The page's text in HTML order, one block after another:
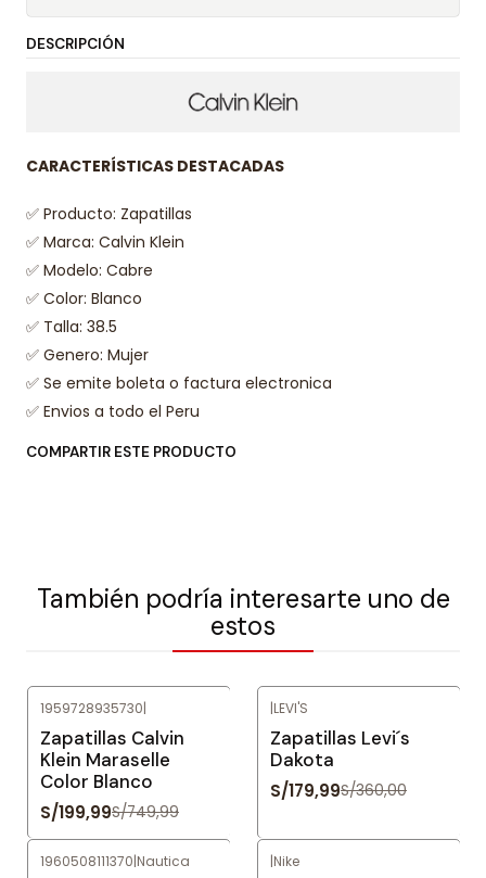
DESCRIPCIÓN
CARACTERÍSTICAS DESTACADAS
✅ Producto: Zapatillas
✅ Marca: Calvin Klein
✅ Modelo: Cabre
✅ Color: Blanco
✅ Talla: 38.5
✅ Genero: Mujer
✅ Se emite boleta o factura electronica
✅ Envios a todo el Peru
COMPARTIR ESTE PRODUCTO
También podría interesarte uno de
estos
1959728935730|
Zapatillas Calvin
Klein Maraselle
Color Blanco
S/199,99S/749,99
|LEVI'S
Zapatillas Levi´s
Dakota
S/179,99S/360,00
1960508111370|Nautica |Nike